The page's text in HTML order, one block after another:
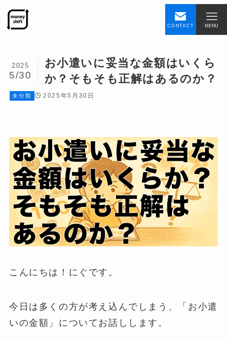
CONTACT MENU
お小遣いに妥当な金額はいくら
か？そもそも正解はあるのか？
2025
5/30
未分類 2025年5月30日
こんにちは！にぐです。
今日は多くの方が考え込んでしまう、「お小遣
いの金額」についてお話しします。